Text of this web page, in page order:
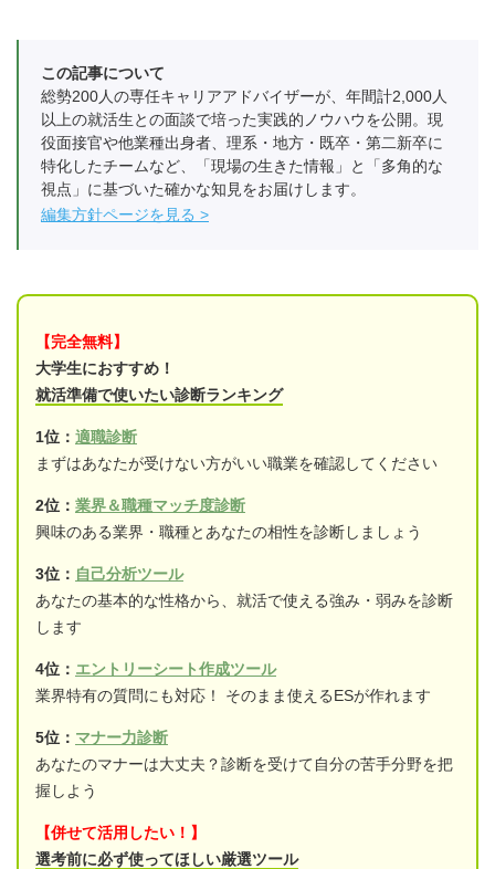
この記事について
総勢200人の専任キャリアアドバイザーが、年間計2,000人
以上の就活生との面談で培った実践的ノウハウを公開。現
役面接官や他業種出身者、理系・地方・既卒・第二新卒に
特化したチームなど、「現場の生きた情報」と「多角的な
視点」に基づいた確かな知見をお届けします。
編集方針ページを見る
【完全無料】
大学生におすすめ！
就活準備で使いたい診断ランキング
1位： 適職診断
まずはあなたが受けない方がいい職業を確認してください
2位： 業界＆職種マッチ度診断
興味のある業界・職種とあなたの相性を診断しましょう
3位： 自己分析ツール
あなたの基本的な性格から、就活で使える強み・弱みを診断
します
4位： エントリーシート作成ツール
業界特有の質問にも対応！ そのまま使えるESが作れます
5位： マナー力診断
あなたのマナーは大丈夫？診断を受けて自分の苦手分野を把
握しよう
【併せて活用したい！】
選考前に必ず使ってほしい厳選ツール